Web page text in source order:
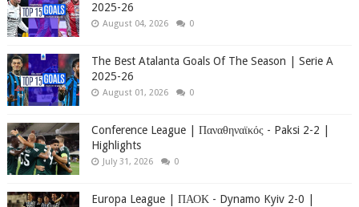
2025-26
August 04, 2026 0
The Best Atalanta Goals Of The Season | Serie A
2025-26
August 01, 2026 0
Conference League | Παναθηναϊκός - Paksi 2-2 |
Highlights
July 31, 2026 0
Europa League | ΠΑΟΚ - Dynamo Kyiv 2-0 |